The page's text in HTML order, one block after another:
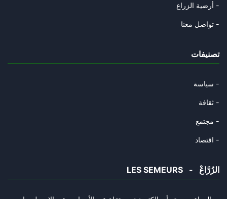
أرضية الزراع -
تواصل معنا -
تصنيفات
سياسة -
ثقافة -
مجتمع -
اقتصاد -
LES SEMEURS - الزُرَّاعْ